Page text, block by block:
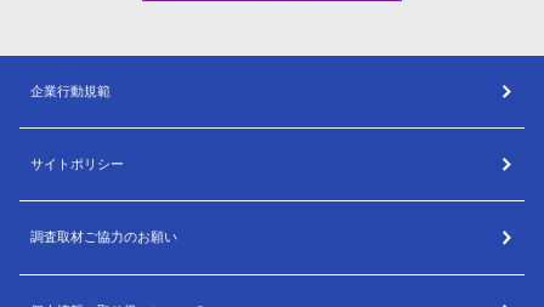
企業行動規範
サイトポリシー
調査取材ご協力のお願い